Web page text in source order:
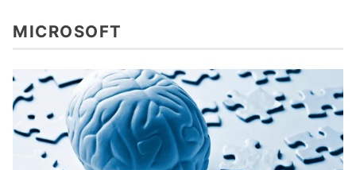
MICROSOFT